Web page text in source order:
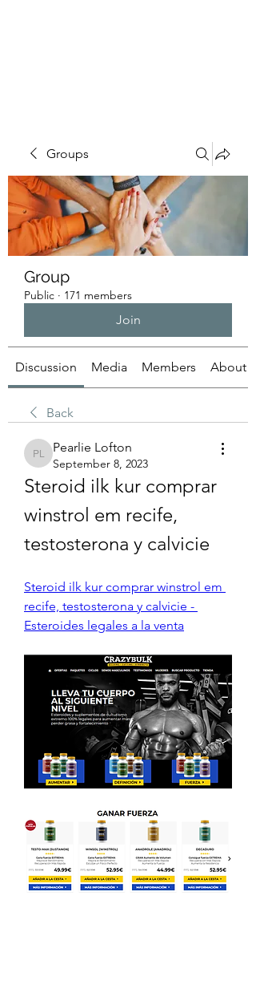
Groups
Group
Public · 171 members
Join
Discussion Media Members About
Back
Pearlie Lofton
Pearlie Lofton
September 8, 2023
Steroid ilk kur comprar
winstrol em recife,
testosterona y calvicie
Steroid ilk kur comprar winstrol em
recife, testosterona y calvicie -
Esteroides legales a la venta